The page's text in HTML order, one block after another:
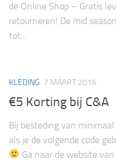
de Online Shop – Gratis
retourneren! De mid
tot...
KLEDING 7 MAART 2016
€5 Korting bij C&A
Bij besteding van
als je de volgende code
Ga naar de website